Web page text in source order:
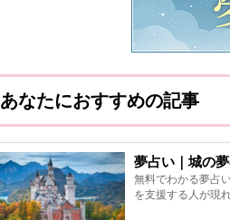
あなたにおすすめの記事
夢占い｜城の
無料でわかる夢占
を支援する人が現